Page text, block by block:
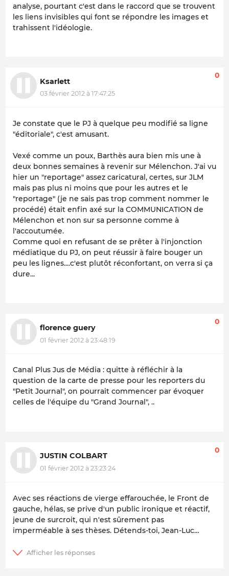
analyse, pourtant c'est dans le raccord que se trouvent
les liens invisibles qui font se répondre les images et
trahissent l'idéologie.
Ksarlett
03 février 2012 à 17:47:25
0
Je constate que le PJ à quelque peu modifié sa ligne
"éditoriale", c'est amusant.
Vexé comme un poux, Barthès aura bien mis une à
deux bonnes semaines à revenir sur Mélenchon. J'ai vu
hier un "reportage" assez caricatural, certes, sur JLM
mais pas plus ni moins que pour les autres et le
"reportage" (je ne sais pas trop comment nommer le
procédé) était enfin axé sur la COMMUNICATION de
Mélenchon et non sur sa personne comme à
l'accoutumée.
Comme quoi en refusant de se prêter à l'injonction
médiatique du PJ, on peut réussir à faire bouger un
peu les lignes....c'est plutôt réconfortant, on verra si ça
dure...
florence guery
01 février 2012 à 23:48:19
0
Canal Plus Jus de Média : quitte à réfléchir à la
question de la carte de presse pour les reporters du
"Petit Journal", on pourrait commencer par évoquer
celles de l'équipe du "Grand Journal", ..
JUSTIN COLBART
01 février 2012 à 23:23:24
0
Avec ses réactions de vierge effarouchée, le Front de
gauche, hélas, se prive d'un public ironique et réactif,
jeune de surcroit, qui n'est sûrement pas
imperméable à ses thèses. Détends-toi, Jean-Luc…